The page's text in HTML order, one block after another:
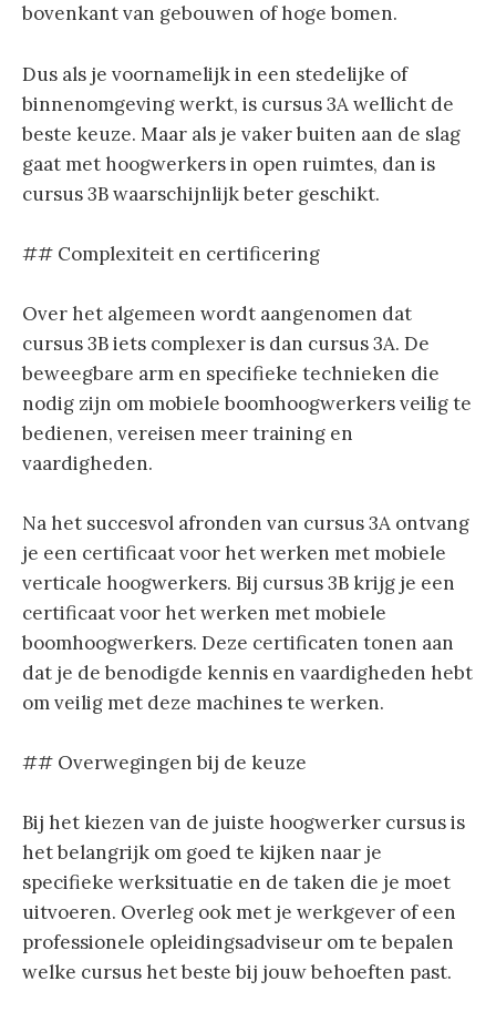
bovenkant van gebouwen of hoge bomen.
Dus als je voornamelijk in een stedelijke of
binnenomgeving werkt, is cursus 3A wellicht de
beste keuze. Maar als je vaker buiten aan de slag
gaat met hoogwerkers in open ruimtes, dan is
cursus 3B waarschijnlijk beter geschikt.
## Complexiteit en certificering
Over het algemeen wordt aangenomen dat
cursus 3B iets complexer is dan cursus 3A. De
beweegbare arm en specifieke technieken die
nodig zijn om mobiele boomhoogwerkers veilig te
bedienen, vereisen meer training en
vaardigheden.
Na het succesvol afronden van cursus 3A ontvang
je een certificaat voor het werken met mobiele
verticale hoogwerkers. Bij cursus 3B krijg je een
certificaat voor het werken met mobiele
boomhoogwerkers. Deze certificaten tonen aan
dat je de benodigde kennis en vaardigheden hebt
om veilig met deze machines te werken.
## Overwegingen bij de keuze
Bij het kiezen van de juiste hoogwerker cursus is
het belangrijk om goed te kijken naar je
specifieke werksituatie en de taken die je moet
uitvoeren. Overleg ook met je werkgever of een
professionele opleidingsadviseur om te bepalen
welke cursus het beste bij jouw behoeften past.